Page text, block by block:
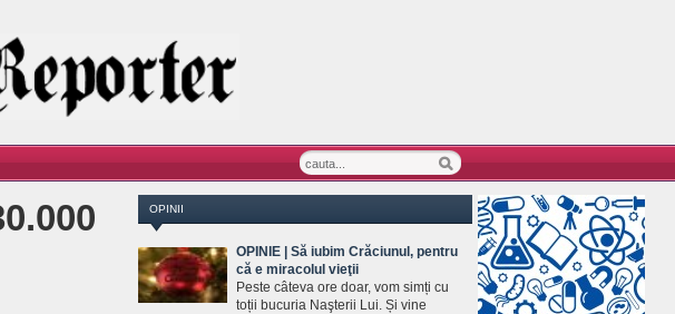
OPINII
OPINIE | Să iubim Crăciunul, pentru
că e miracolul vieţii
Peste câteva ore doar, vom simți cu
toții bucuria Naşterii Lui. Și vine